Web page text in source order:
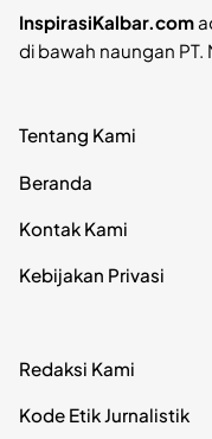
InspirasiKalbar.com
di bawah naungan PT.
Tentang Kami
Beranda
Kontak Kami
Kebijakan Privasi
Redaksi Kami
Kode Etik Jurnalistik